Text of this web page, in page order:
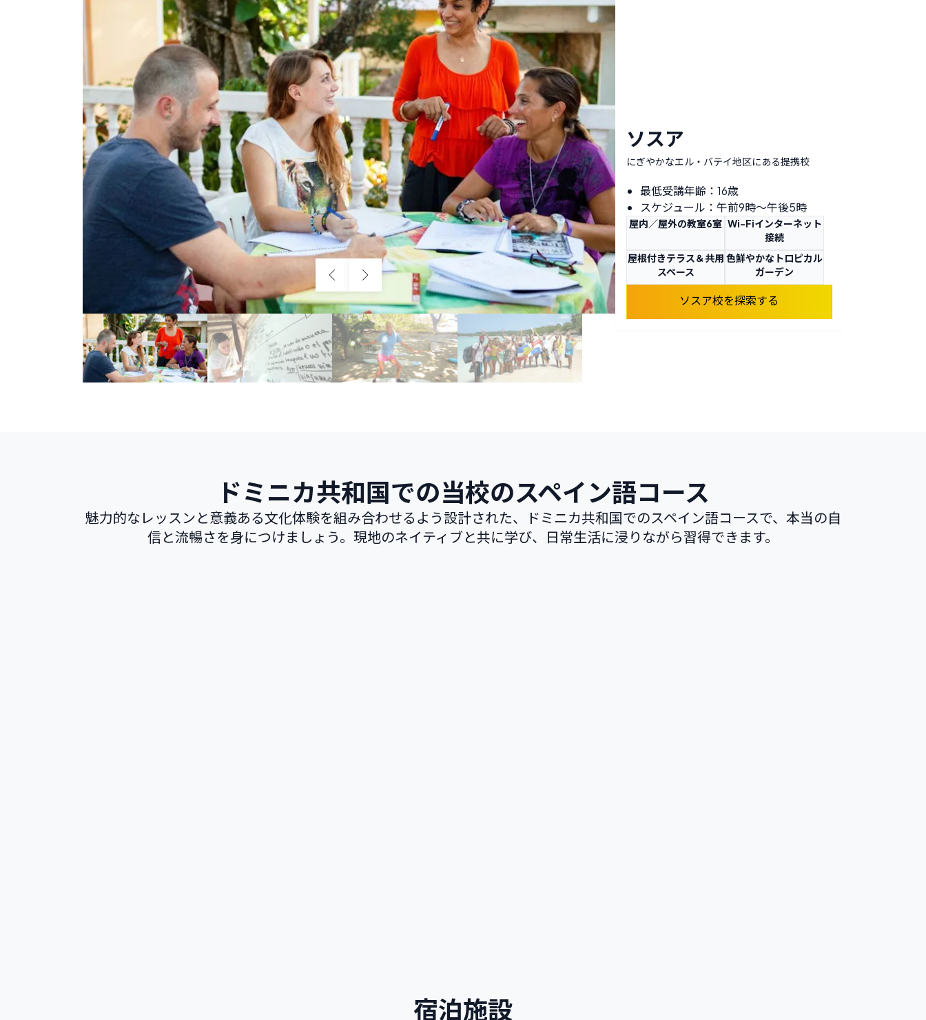
ソスア
にぎやかなエル・バテイ地区にある提携校
最低受講年齢：16歳
スケジュール：午前9時〜午後5時
屋内／屋外の教室6室 Wi-Fiインターネット
接続
屋根付きテラス＆共用
スペース
色鮮やかなトロピカル
ガーデン
ソスア校を探索する
ドミニカ共和国での当校のスペイン語コース
魅力的なレッスンと意義ある文化体験を組み合わせるよう設計された、ドミニカ共和国でのスペイン語コースで、本当の自
信と流暢さを身につけましょう。現地のネイティブと共に学び、日常生活に浸りながら習得できます。
宿泊施設